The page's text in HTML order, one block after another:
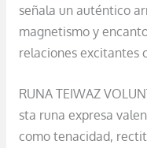
señala un auténtico
magnetismo y
relaciones excitantes
RUNA TEIWAZ
sta runa expresa
como tenacidad,